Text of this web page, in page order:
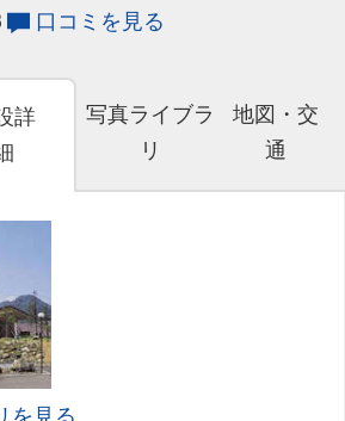
口コミを見る
詳
写真ライブラ
リ
地図・交
通